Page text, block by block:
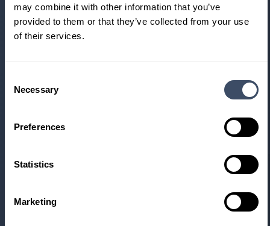
may combine it with other information that you’ve
provided to them or that they’ve collected from your use
of their services.
Selection
Necessary
Preferences
Statistics
Marketing
Heeft u vragen?
Wij helpen u verder.
Maak een proefrit in één van onze modellen
Mail ons
Neem direct contact op met een vestiging naar keuze